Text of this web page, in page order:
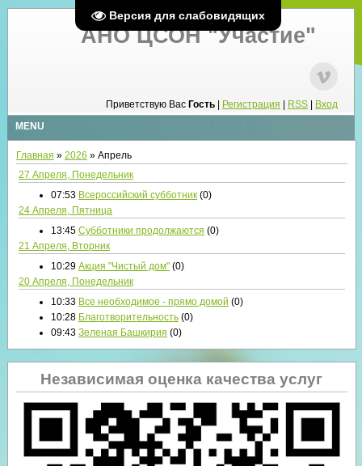
Версия для слабовидящих
АНО ЦСОН "Участие"
Приветствую Вас Гость Регистрация RSS
Вход
MENU
Главная » 2026 » Апрель
27 Апреля, Понедельник
07:53 Всероссийский субботник (0)
24 Апреля, Пятница
13:45 Субботники продолжаются (0)
21 Апреля, Вторник
10:29 Акция "Чистый дом" (0)
20 Апреля, Понедельник
10:33 Все необходимое - прямо домой (0)
10:28 Благотворительность (0)
09:43 Зеленая Башкирия (0)
Независимая оценка качества услуг